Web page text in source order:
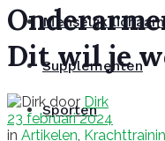
Menselijk lichaam
Supplementen
Sporten
Dit wil je
door Dirk
23 februari 2024
in Artikelen,